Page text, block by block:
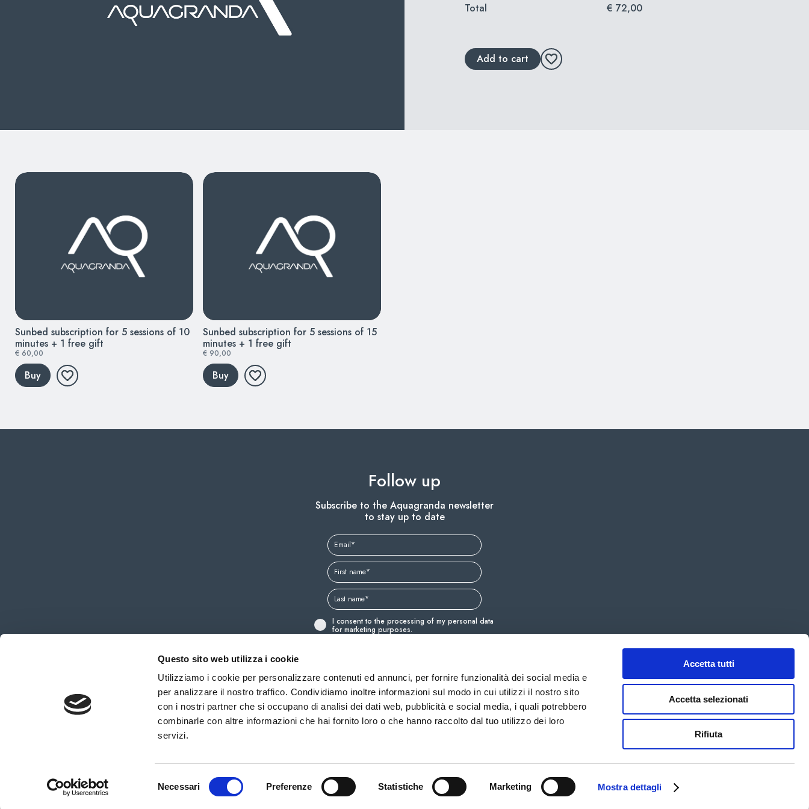
Questo sito web utilizza i cookie
Utilizziamo i cookie per personalizzare contenuti ed annunci, per fornire funzionalità dei social media e
per analizzare il nostro traffico. Condividiamo inoltre informazioni sul modo in cui utilizzi il nostro sito
con i nostri partner che si occupano di analisi dei dati web, pubblicità e social media, i quali potrebbero
combinarle con altre informazioni che hai fornito loro o che hanno raccolto dal tuo utilizzo dei loro
servizi.
Necessari Preferenze Statistiche Marketing Mostra dettagli
Accetta tutti
Accetta selezionati
Rifiuta
Total € 72,00
Add to cart
Sunbed subscription for 5 sessions of 10
minutes + 1 free gift
€ 60,00
Buy
Sunbed subscription for 5 sessions of 15
minutes + 1 free gift
€ 90,00
Buy
Follow up
Subscribe to the Aquagranda newsletter
to stay up to date
I consent to the processing of my personal data
for marketing purposes.
Aquagranda
Via Rasia – Livigno (So)
Discover and buy
Aquagranda
world
Customer care